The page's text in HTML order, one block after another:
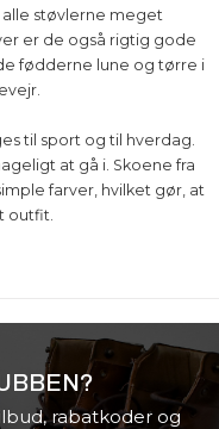
støvlerne meget
er de også rigtig gode
fødderne lune og tørre i
til sport og til hverdag.
at gå i. Skoene fra
farver, hvilket gør, at
outfit.
rabatkoder og